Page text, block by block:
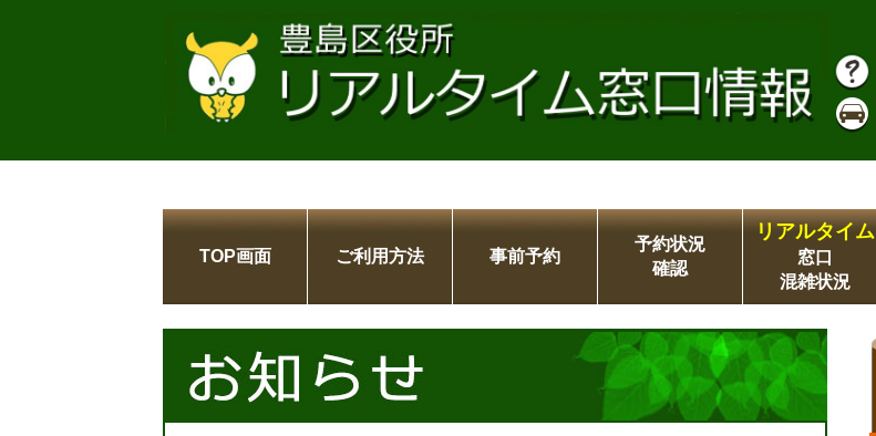
TOP画面 ご利用方法 事前予約
予約状況
確認
リアルタイム
窓口
混雑状況